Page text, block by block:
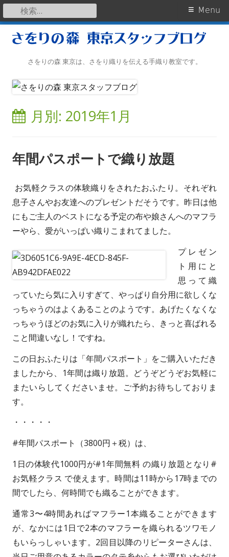
contentさをりの森 東京は、さをり織りを伝える手織り教室です。
Primary
Menu
Menu
検
索:
月別: 2019年1月
年間パスポートで織り放題
お気軽クラスの体験織りをされたおふたり。それぞれ
息子さんやお友達へのプレゼントだそうです。昨日は他
にもご主人のベストになる予定の布や娘さんへのマフラ
ーやら、愛がいっぱい織りこまれてました。
プレゼン
ト用にと
思って織
っていたら気に入りすぎて、やっぱり自分用に欲しくな
っちゃうのはよくあることのようです。あげたくなくな
っちゃうほどのお気に入りが織れたら、きっと喜ばれる
こと間違いなし！ですね。
この日おふたりは「年間パスポート」をご購入いただき
ましたから、1年間は織り放題。どうぞどうぞお気軽に
またいらしてくださいませ。ご予約お待ちしておりま
す。
・・・・・
#年間パスポート（3800円＋税）は、
1日の体験代1000円が#1年間無料 の織り放題となり#
お気軽クラス で使えます。時間は11時から17時までの
間でしたら、何時間でも織ることができます。
通常3〜4時間あればマフラー1本織ることができます
が、なかには1日で2本のマフラーを織られるツワモノ
もいらっしゃいます。2回目以降のリピーターさんは、